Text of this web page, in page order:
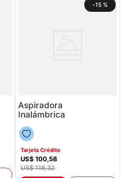
-15 %
Aspiradora
Inalámbrica
Erg019 P8749
| Color Azul
Tarjeta Crédito
US$ 100,58
US$ 118,32